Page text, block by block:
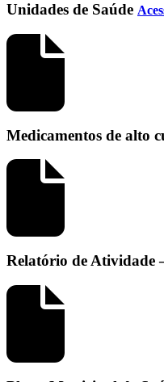
Unidades de Saúde
Medicamentos de alto
Relatório de Atividade